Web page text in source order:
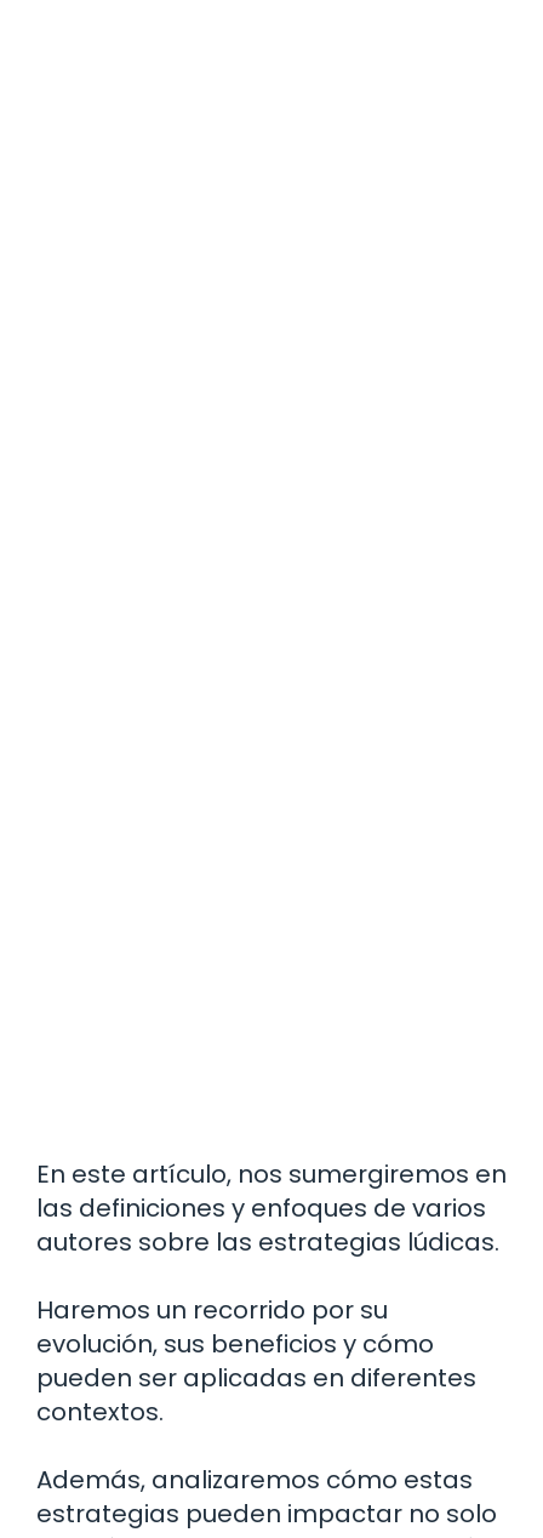
En este artículo, nos sumergiremos en
las definiciones y enfoques de varios
autores sobre las estrategias lúdicas.
Haremos un recorrido por su
evolución, sus beneficios y cómo
pueden ser aplicadas en diferentes
contextos.
Además, analizaremos cómo estas
estrategias pueden impactar no solo